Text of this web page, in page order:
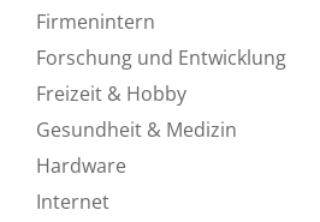
Firmenintern
Forschung und Entwicklung
Freizeit & Hobby
Gesundheit & Medizin
Hardware
Internet